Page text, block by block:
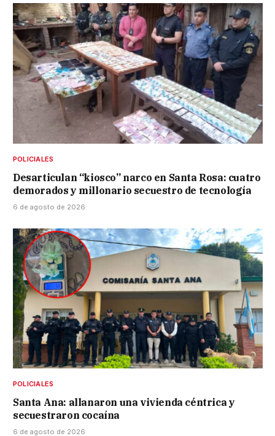
POLICIALES
Desarticulan “kiosco” narco en Santa Rosa: cuatro
demorados y millonario secuestro de tecnología
6 de agosto de 2026
POLICIALES
Santa Ana: allanaron una vivienda céntrica y
secuestraron cocaína
6 de agosto de 2026